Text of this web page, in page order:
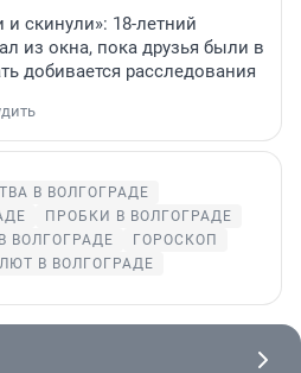
и скинули»: 18-летний
из окна, пока друзья были в
добивается расследования
В ВОЛГОГРАДЕ
ПРОБКИ В ВОЛГОГРАДЕ
ВОЛГОГРАДЕ
ГОРОСКОП
В ВОЛГОГРАДЕ